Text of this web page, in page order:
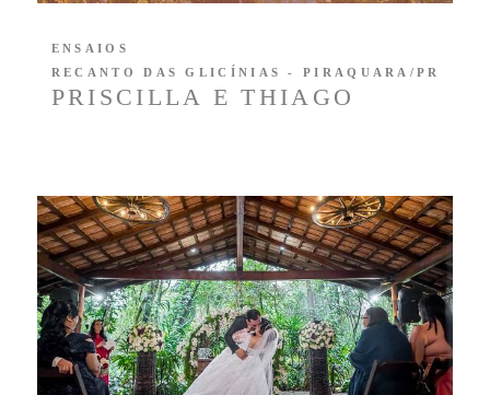
PRISCILLA E THIAGO
ENSAIOS
RECANTO DAS GLICÍNIAS - PIRAQUARA/PR